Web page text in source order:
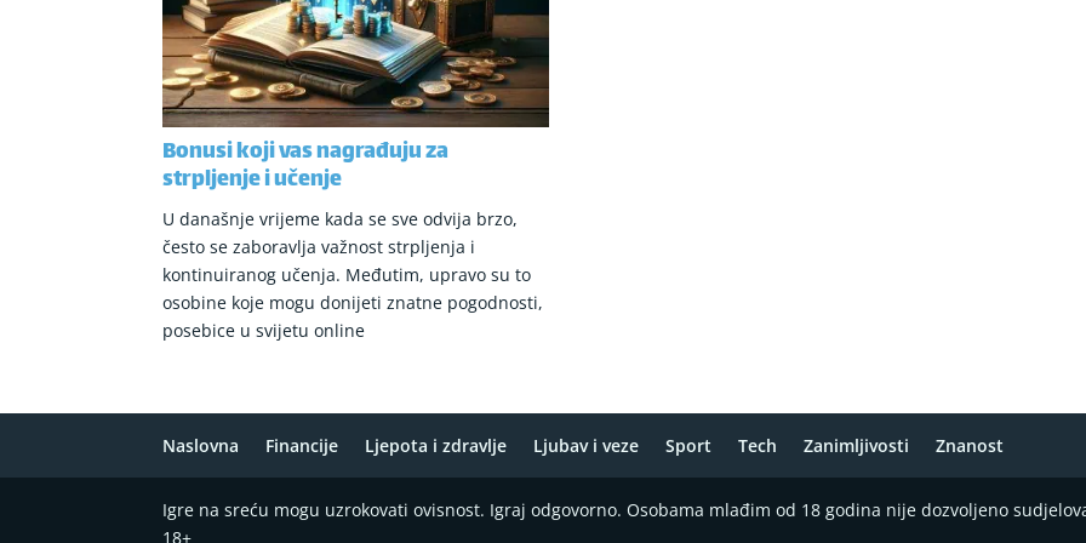
Bonusi koji vas nagrađuju za
strpljenje i učenje
U današnje vrijeme kada se sve odvija brzo,
često se zaboravlja važnost strpljenja i
kontinuiranog učenja. Međutim, upravo su to
osobine koje mogu donijeti znatne pogodnosti,
posebice u svijetu online
Naslovna Financije Ljepota i zdravlje Ljubav i veze Sport Tech Zanimljivosti Znanost
Igre na sreću mogu uzrokovati ovisnost. Igraj odgovorno. Osobama mlađim od 18 godina nije dozvoljeno
18+